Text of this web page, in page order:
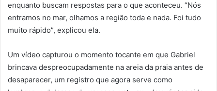
enquanto buscam respostas para o que aconteceu. “Nós
entramos no mar, olhamos a região toda e nada. Foi tudo
muito rápido”, explicou ela.
Um vídeo capturou o momento tocante em que Gabriel
brincava despreocupadamente na areia da praia antes de
desaparecer, um registro que agora serve como